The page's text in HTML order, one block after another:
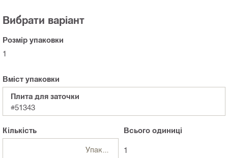
Вибрати варіант
Розмір упаковки
1
Вміст упаковки
Плита для заточки
#51343
Кількість
Упаковки
Всьогоодиниці
1